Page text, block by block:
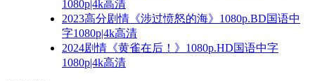
1080p|4k高清
2023高分剧情《涉过愤怒的海》1080p.BD国语中
字1080p|4k高清
2024剧情《黄雀在后！》1080p.HD国语中字
1080p|4k高清